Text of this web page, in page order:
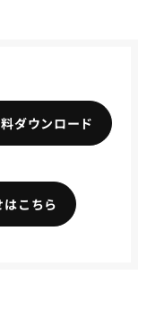
ダウンロード
こちら